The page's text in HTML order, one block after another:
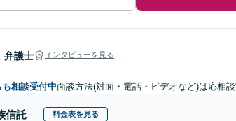
弁護士 インタビューを見る
も相談受付中面談方法(対面・電話・ビデオなど)は応相談
信託 料金表を見る